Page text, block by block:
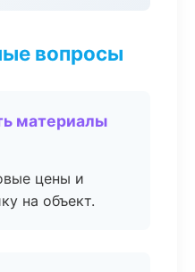
вопросы
материалы
цены и
на объект.